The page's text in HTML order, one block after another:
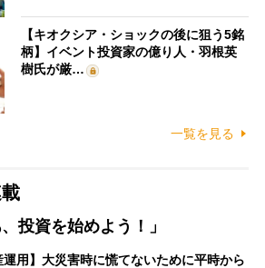
【キオクシア・ショックの後に狙う5銘
柄】イベント投資家の億り人・羽根英
樹氏が厳…
一覧を見る
投資を始めよう！」
運用】大災害時に慌てないために平時から